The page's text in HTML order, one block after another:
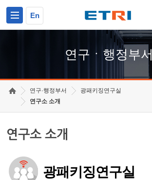
En
연구ㆍ행정부서
연구·행정부서
광패키징연구실
연구소 소개
연구소 소개
광패키징연구실